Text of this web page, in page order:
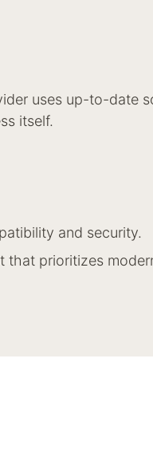
uses up-to-date
itself.
and security.
that prioritizes